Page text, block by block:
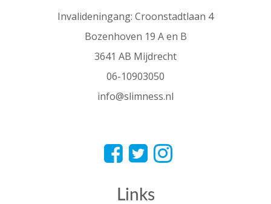
Invalideningang: Croonstadtlaan 4
Bozenhoven 19 A en B
3641 AB Mijdrecht
06-10903050
info@slimness.nl
Links